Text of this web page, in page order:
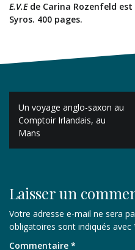
E.V.Ede Carina Rozenfeld
Syros. 400 pages.
Navigation
de
l’article
Un voyage anglo-saxon au
Comptoir Irlandais, au
Mans
Laisser un
Votre adresse e-mail ne sera
obligatoires sont indiqués avec
Commentaire *